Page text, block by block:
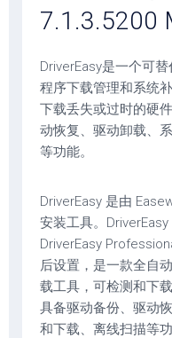
7.1.3.5200
DriverEasy是一个可
程序下载管理和系统
下载丢失或过时的硬
动恢复、驱动卸载、
等功能。
DriverEasy 是由
安装工具。
DriverEasy
后设置，是一款全自
载工具，可检测和下
具备驱动备份、驱动
和下载、离线扫描等功